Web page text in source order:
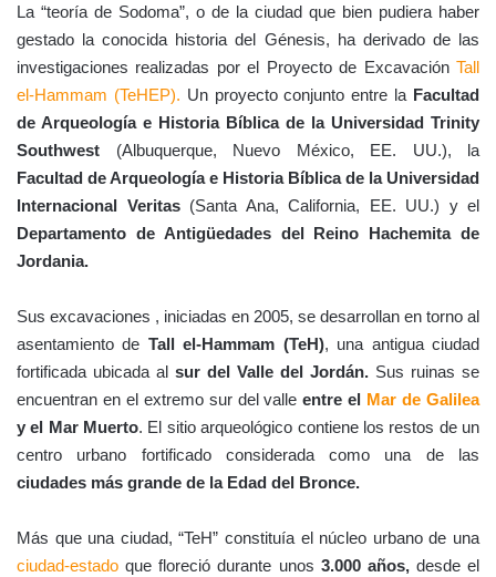
La “teoría de Sodoma”, o de la ciudad que bien pudiera haber
gestado la conocida historia del Génesis, ha derivado de las
investigaciones realizadas por el Proyecto de Excavación Tall
el-Hammam (TeHEP). Un proyecto conjunto entre la Facultad
de Arqueología e Historia Bíblica de la Universidad Trinity
Southwest (Albuquerque, Nuevo México, EE. UU.), la
Facultad de Arqueología e Historia Bíblica de la Universidad
Internacional Veritas(Santa Ana, California, EE. UU.) y el
Departamento de Antigüedades del Reino Hachemita de
Jordania.
Sus excavaciones , iniciadas en 2005, se desarrollan en torno al
asentamiento de Tall el-Hammam (TeH), una antigua ciudad
fortificada ubicada al sur del Valle del Jordán. Sus ruinas se
encuentran en el extremo sur del valleentre el
Mar de Galilea
y el Mar Muerto. El sitio arqueológico contiene los restos de un
centro urbano fortificado considerada como una de las
ciudades más grande de la Edad del Bronce.
Más que una ciudad, “TeH” constituía el núcleo urbano de una
ciudad-estado que floreció durante unos 3.000 años, desde el